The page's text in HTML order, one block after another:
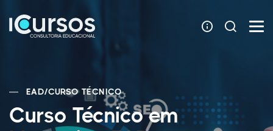
EAD/CURSO TÉCNICO
Curso Técnico em